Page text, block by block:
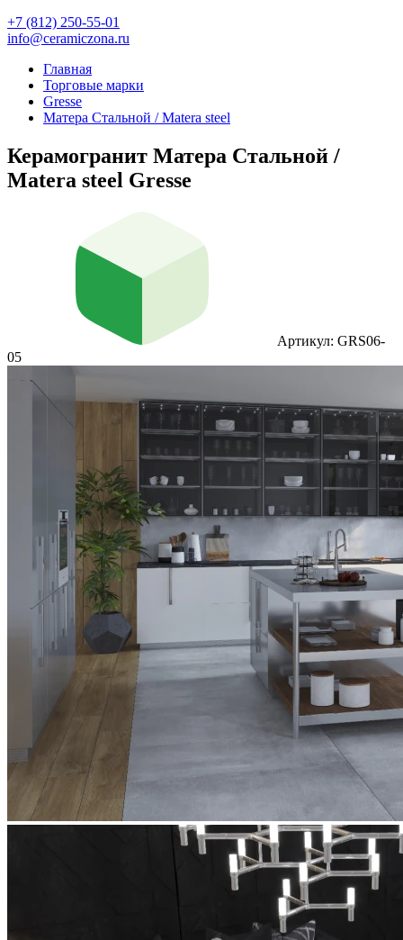
+7 (812) 250-55-01
info@ceramiczona.ru
Главная
Торговые марки
Gresse
Матера Стальной / Matera steel
Керамогранит Матера Стальной /
Matera steel Gresse
Артикул: GRS06-
05